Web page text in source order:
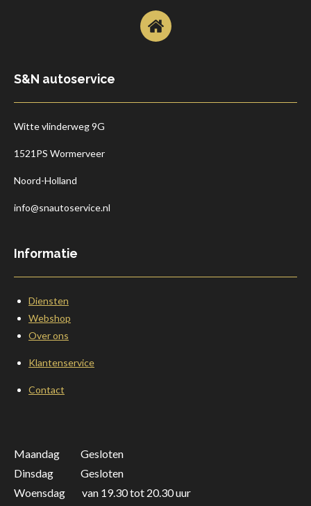
S&N autoservice
Witte vlinderweg 9G
1521PS Wormerveer
Noord-Holland
info@snautoservice.nl
Informatie
Diensten
Webshop
Over ons
Klantenservice
Contact
Maandag Gesloten
Dinsdag Gesloten
Woensdag van 19.30 tot 20.30 uur